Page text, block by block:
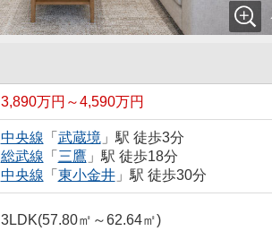
3,890万円～4,590万円
中央線 「 武蔵境 」駅 徒歩3分
総武線 「 三鷹 」駅 徒歩18分
中央線 「 東小金井」駅 徒歩30分
3LDK(57.80㎡～62.64㎡)